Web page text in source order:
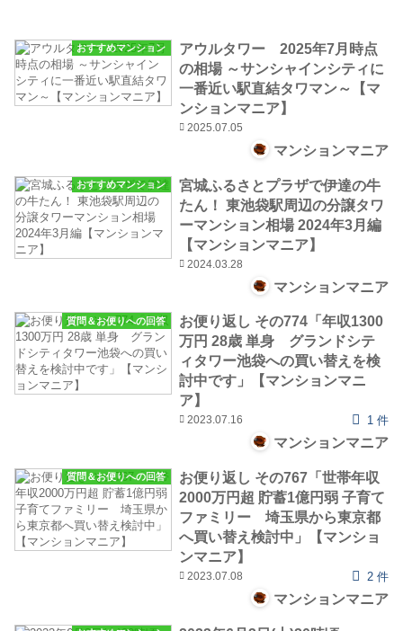
おすすめマンション
アウルタワー 2025年7月時点
の相場 ～サンシャインシティに
一番近い駅直結タワマン～【マ
ンションマニア】
2025.07.05
マンションマニア
おすすめマンション
宮城ふるさとプラザで伊達の牛
たん！ 東池袋駅周辺の分譲タワ
ーマンション相場 2024年3月編
【マンションマニア】
2024.03.28
マンションマニア
質問＆お便りへの回答
お便り返し その774「年収1300
万円 28歳 単身 グランドシテ
ィタワー池袋への買い替えを検
討中です」【マンションマニ
ア】
2023.07.16 1 件
マンションマニア
質問＆お便りへの回答
お便り返し その767「世帯年収
2000万円超 貯蓄1億円弱 子育て
ファミリー 埼玉県から東京都
へ買い替え検討中」【マンショ
ンマニア】
2023.07.08 2 件
マンションマニア